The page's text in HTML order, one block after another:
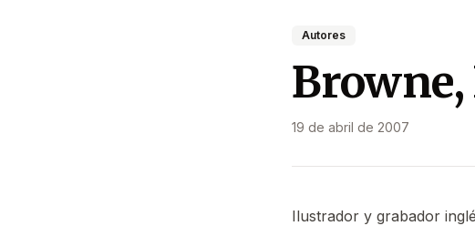
Autores
Browne,
19 de abril de 2007
Ilustrador y grabador